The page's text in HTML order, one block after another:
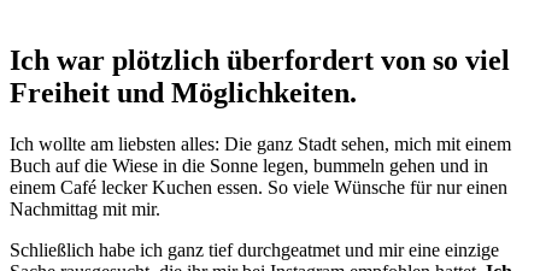
Ich war plötzlich überfordert von so viel
Freiheit und Möglichkeiten.
Ich wollte am liebsten alles: Die ganz Stadt sehen, mich mit einem
Buch auf die Wiese in die Sonne legen, bummeln gehen und in
einem Café lecker Kuchen essen. So viele Wünsche für nur einen
Nachmittag mit mir.
Schließlich habe ich ganz tief durchgeatmet und mir eine einzige